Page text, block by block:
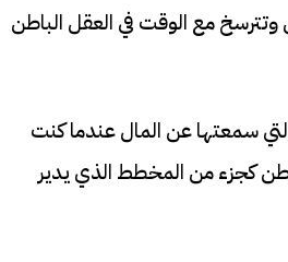
وتترسخ مع الوقت في العقل الباطن
سمعتها عن المال عندما كنت
كجزء من المخطط الذي يدير